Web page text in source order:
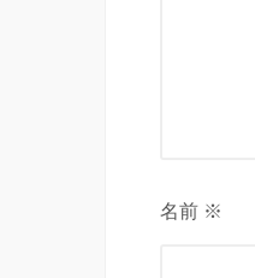
名前 ※